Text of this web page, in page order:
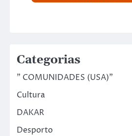
Categorias
" COMUNIDADES (USA)"
Cultura
DAKAR
Desporto